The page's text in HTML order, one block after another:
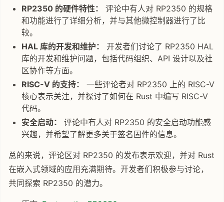
RP2350 的硬件特性：
评论中有人对 RP2350 的规格
和功能进行了详细分析，并与其他微控制器进行了比
较。
HAL 库的开发和维护：
开发者们讨论了 RP2350 HAL
库的开发和维护问题，包括代码组织、API 设计以及社
区协作等方面。
RISC-V 的支持：
一些评论者对 RP2350 上的 RISC-V
核心表示关注，并探讨了如何在 Rust 中编写 RISC-V
代码。
安全启动：
评论中有人对 RP2350 的安全启动功能感
兴趣，并希望了解更多关于签名固件的信息。
总的来说，评论区对 RP2350 的发布表示欢迎，并对 Rust
在嵌入式领域的应用充满期待。开发者们积极参与讨论，
共同探索 RP2350 的潜力。